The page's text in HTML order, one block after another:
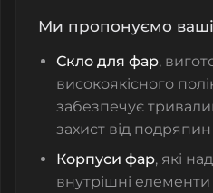
Ми пропонуємо
Скло для фар,
високоякісного
забезпечує
захист від подряпин
Корпуси фар, які
внутрішні елементи